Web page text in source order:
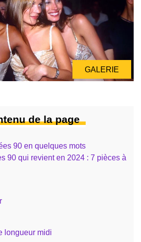
GALERIE
de la page
90 en quelques mots
90 qui revient en 2024 : 7 pièces à
longueur midi